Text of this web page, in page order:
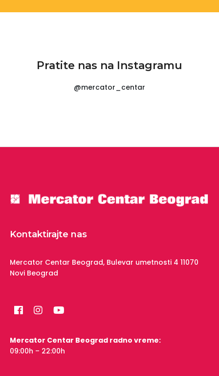
Pratite nas na Instagramu
@mercator_centar
Kontaktirajte nas
Mercator Centar Beograd, Bulevar umetnosti 4 11070
Novi Beograd
Mercator Centar Beograd radno vreme:
09:00h – 22:00h